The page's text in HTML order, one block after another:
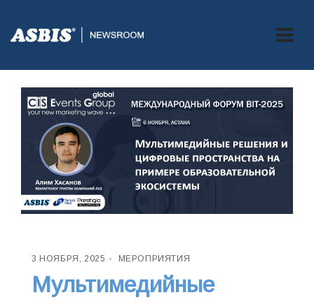
3 НОЯБРЯ, 2025 МЕРОПРИЯТИЯ
Мультимедийные